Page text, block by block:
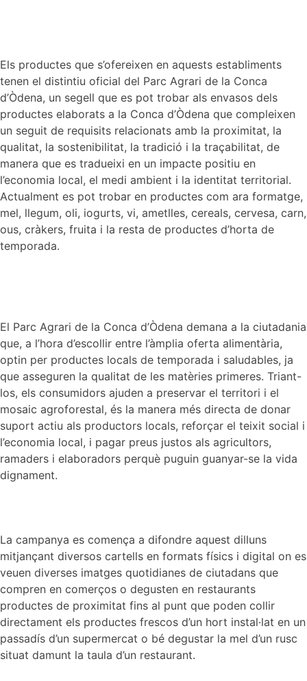
Els productes que s’ofereixen en aquests establiments
tenen el distintiu oficial del Parc Agrari de la Conca
d’Òdena, un segell que es pot trobar als envasos dels
productes elaborats a la Conca d’Òdena que compleixen
un seguit de requisits relacionats amb la proximitat, la
qualitat, la sostenibilitat, la tradició i la traçabilitat, de
manera que es tradueixi en un impacte positiu en
l’economia local, el medi ambient i la identitat territorial.
Actualment es pot trobar en productes com ara formatge,
mel, llegum, oli, iogurts, vi, ametlles, cereals, cervesa, carn,
ous, cràkers, fruita i la resta de productes d’horta de
temporada.
El Parc Agrari de la Conca d’Òdena demana a la ciutadania
que, a l’hora d’escollir entre l’àmplia oferta alimentària,
optin per productes locals de temporada i saludables, ja
que asseguren la qualitat de les matèries primeres. Triant-
los, els consumidors ajuden a preservar el territori i el
mosaic agroforestal, és la manera més directa de donar
suport actiu als productors locals, reforçar el teixit social i
l’economia local, i pagar preus justos als agricultors,
ramaders i elaboradors perquè puguin guanyar-se la vida
dignament.
La campanya es comença a difondre aquest dilluns
mitjançant diversos cartells en formats físics i digital on es
veuen diverses imatges quotidianes de ciutadans que
compren en comerços o degusten en restaurants
productes de proximitat fins al punt que poden collir
directament els productes frescos d’un hort instal·lat en un
passadís d’un supermercat o bé degustar la mel d’un rusc
situat damunt la taula d’un restaurant.